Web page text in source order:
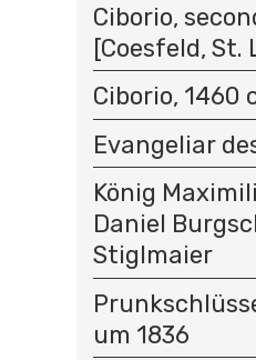
Ciborio,
[Coesfeld, St.
Ciborio, 1460
Evangeliar
König
Daniel
Stiglmaier
um 1836